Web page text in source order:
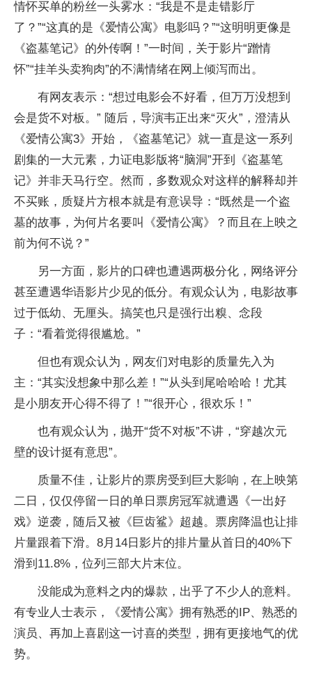
情怀买单的粉丝一头雾水：“我是不是走错影厅
了？”“这真的是《爱情公寓》电影吗？”“这明明更像是
《盗墓笔记》的外传啊！”一时间，关于影片“蹭情
怀”“挂羊头卖狗肉”的不满情绪在网上倾泻而出。
有网友表示：“想过电影会不好看，但万万没想到
会是货不对板。” 随后，导演韦正出来“灭火”，澄清从
《爱情公寓3》开始，《盗墓笔记》就一直是这一系列
剧集的一大元素，力证电影版将“脑洞”开到《盗墓笔
记》并非天马行空。然而，多数观众对这样的解释却并
不买账，质疑片方根本就是有意误导：“既然是一个盗
墓的故事，为何片名要叫《爱情公寓》？而且在上映之
前为何不说？”
另一方面，影片的口碑也遭遇两极分化，网络评分
甚至遭遇华语影片少见的低分。有观众认为，电影故事
过于低幼、无厘头。搞笑也只是强行出糗、念段
子：“看着觉得很尴尬。”
但也有观众认为，网友们对电影的质量先入为
主：“其实没想象中那么差！”“从头到尾哈哈哈！尤其
是小朋友开心得不得了！”“很开心，很欢乐！”
也有观众认为，抛开“货不对板”不讲，“穿越次元
壁的设计挺有意思”。
质量不佳，让影片的票房受到巨大影响，在上映第
二日，仅仅停留一日的单日票房冠军就遭遇《一出好
戏》逆袭，随后又被《巨齿鲨》超越。票房降温也让排
片量跟着下滑。8月14日影片的排片量从首日的40%下
滑到11.8%，位列三部大片末位。
没能成为意料之内的爆款，出乎了不少人的意料。
有专业人士表示，《爱情公寓》拥有熟悉的IP、熟悉的
演员、再加上喜剧这一讨喜的类型，拥有更接地气的优
势。